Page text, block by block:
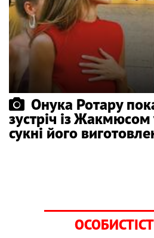
Онука Ротару
зустріч із Жакмюсом
сукні його